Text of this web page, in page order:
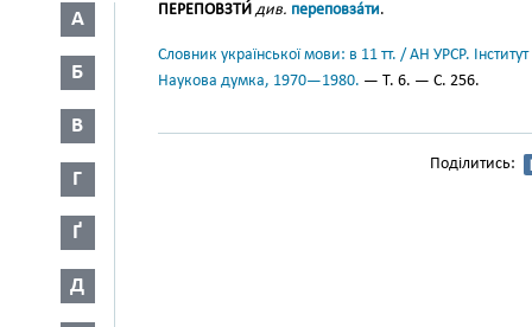
А
Б
В
Г
Ґ
Д
ПЕРЕПОВЗТИ́ див. переповза́ти.
Словник української мови: в 11 тт. / АН УРСР.
Наукова думка, 1970—1980. — Т. 6. — С. 256.
Поділитись: